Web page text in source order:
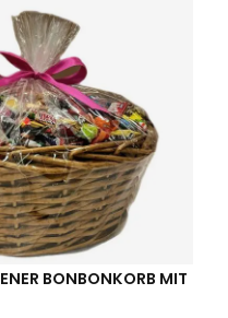
BONBONKORB MIT